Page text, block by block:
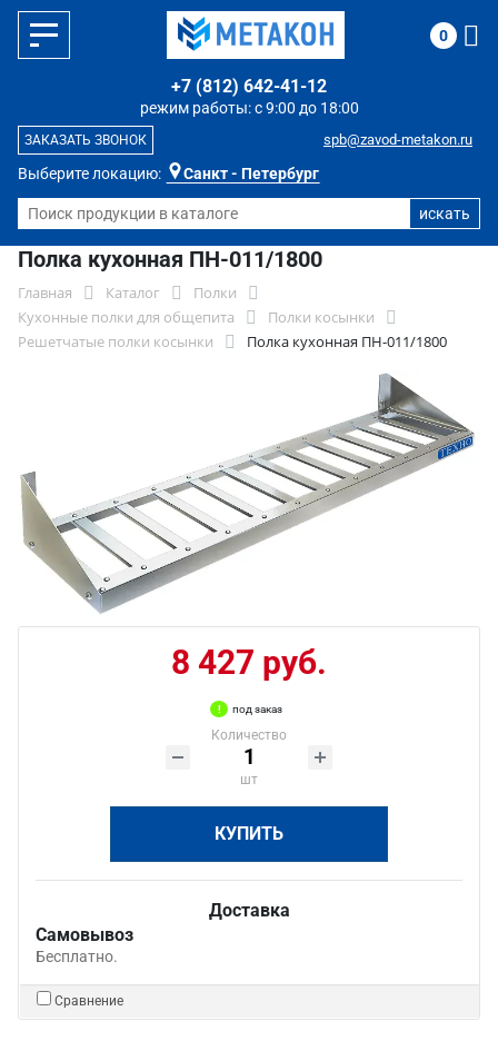
Выберите локацию: Санкт - Петербург
режим работы: с 9:00 до 18:00
+7 (812) 642-41-12
spb@zavod-metakon.ru
ЗАКАЗАТЬ ЗВОНОК
0
Полка кухонная ПН-011/1800
Главная Каталог
Полки
Кухонные полки для общепита
Полки косынки
Решетчатые полки косынки
Полка кухонная ПН-011/1800
8 427 руб.
под заказ
Количество
шт
КУПИТЬ
Доставка
Самовывоз
Бесплатно.
Сравнение